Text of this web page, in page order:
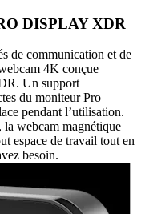
DISPLAY XDR
de communication et de
4K conçue
Un support
du moniteur Pro
pendant l’utilisation.
webcam magnétique
espace de travail tout en
besoin.